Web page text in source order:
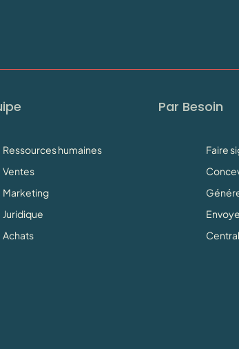
Ressources humaines
Ventes
Marketing
Juridique
Achats
Par Besoin
Faire